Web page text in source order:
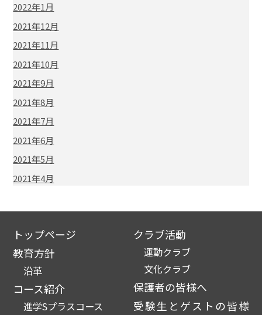
2022年1月
2021年12月
2021年11月
2021年10月
2021年9月
2021年8月
2021年7月
2021年6月
2021年5月
2021年4月
トップページ
教育方針
沿革
コース紹介
進学Sプラスコース
クラブ活動
運動クラブ
文化クラブ
保護者の皆様へ
受験生とゲストの皆様